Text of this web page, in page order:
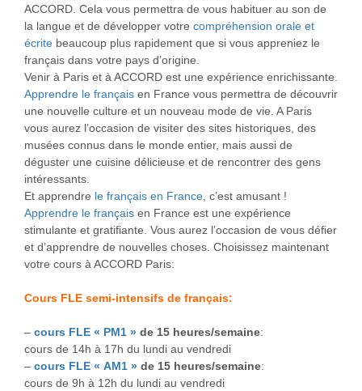
ACCORD. Cela vous permettra de vous habituer au son de
la langue et de développer votre compréhension orale et
écrite beaucoup plus rapidement que si vous appreniez le
français dans votre pays d’origine.
Venir à Paris et à ACCORD est une expérience enrichissante.
Apprendre le français en France vous permettra de découvrir
une nouvelle culture et un nouveau mode de vie. A Paris
vous aurez l’occasion de visiter des sites historiques, des
musées connus dans le monde entier, mais aussi de
déguster une cuisine délicieuse et de rencontrer des gens
intéressants.
Et apprendre le français en France, c’est amusant !
Apprendre le français en France est une expérience
stimulante et gratifiante. Vous aurez l’occasion de vous défier
et d’apprendre de nouvelles choses. Choisissez maintenant
votre cours à ACCORD Paris:
Cours FLE semi-intensifs de français:
– cours FLE « PM1 » de 15 heures/semaine:
cours de 14h à 17h du lundi au vendredi
– cours FLE « AM1 » de 15 heures/semaine:
cours de 9h à 12h du lundi au vendredi